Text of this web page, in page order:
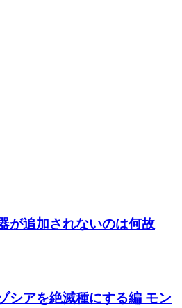
が追加されないのは何故
シアを絶滅種にする編 モン